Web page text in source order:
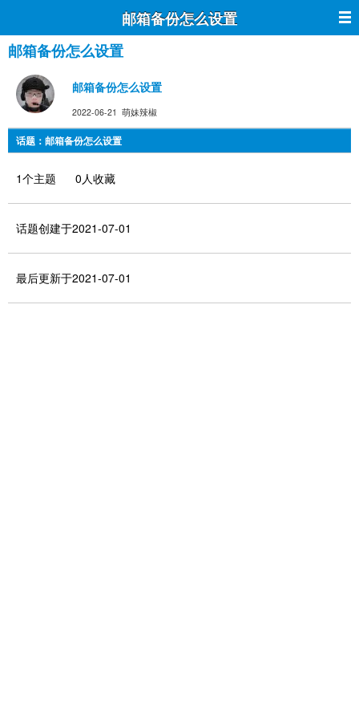
邮箱备份怎么设置
邮箱备份怎么设置
邮箱备份怎么设置
2022-06-21 萌妹辣椒
话题：邮箱备份怎么设置
1个主题 0人收藏
话题创建于2021-07-01
最后更新于2021-07-01